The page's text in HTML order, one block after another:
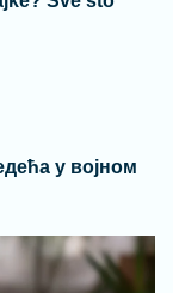
у војном